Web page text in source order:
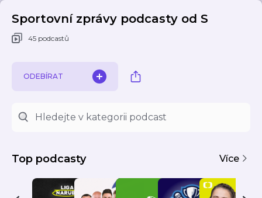
Sportovní zprávy podcasty od S
45 podcastů
ODEBÍRAT
Top podcasty Více